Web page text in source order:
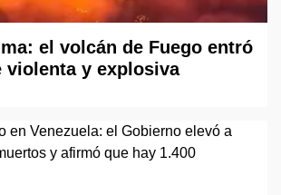
el volcán de Fuego entró
violenta y explosiva